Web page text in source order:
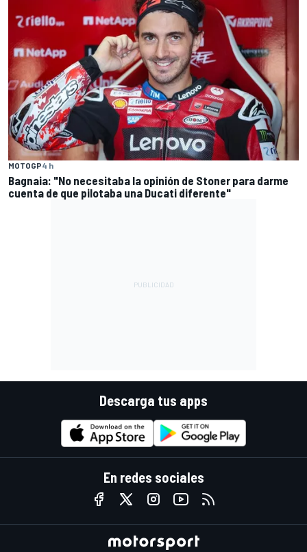
MOTOGP4 h
Bagnaia: "No necesitaba la opinión de Stoner para darme
cuenta de que pilotaba una Ducati diferente"
Descarga tus apps
En redes sociales